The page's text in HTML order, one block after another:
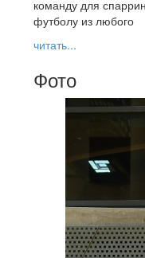
команду для
футболу из любого
читать...
Фото